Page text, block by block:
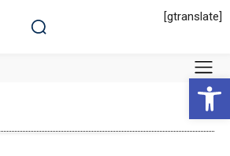
Abrir
[gtranslate]